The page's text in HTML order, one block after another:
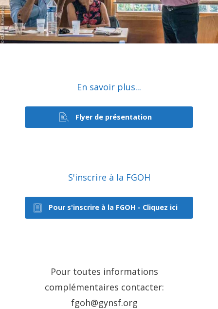
En savoir plus...
Flyer de présentation
S'inscrire à la FGOH
Pour s'inscrire à la FGOH - Cliquez ici
Pour toutes informations
complémentaires contacter:
fgoh@gynsf.org